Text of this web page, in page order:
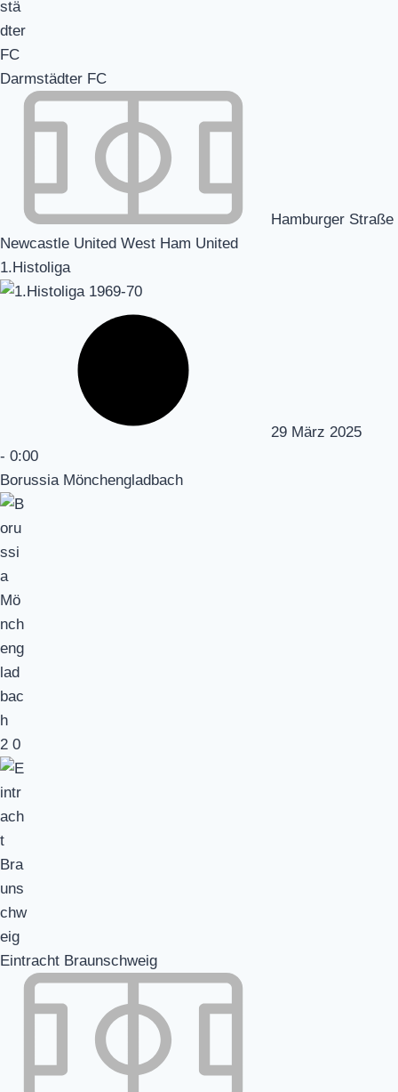
Darmstädter FC
Hamburger Straße
Newcastle United West Ham United
1.Histoliga
29 März 2025
- 0:00
Borussia Mönchengladbach
2 0
Eintracht Braunschweig